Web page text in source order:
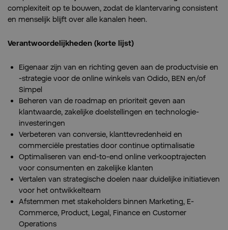
complexiteit op te bouwen, zodat de klantervaring consistent
en menselijk blijft over alle kanalen heen.
Verantwoordelijkheden (korte lijst)
Eigenaar zijn van en richting geven aan de productvisie en
-strategie voor de online winkels van Odido, BEN en/of
Simpel
Beheren van de roadmap en prioriteit geven aan
klantwaarde, zakelijke doelstellingen en technologie-
investeringen
Verbeteren van conversie, klanttevredenheid en
commerciële prestaties door continue optimalisatie
Optimaliseren van end-to-end online verkooptrajecten
voor consumenten en zakelijke klanten
Vertalen van strategische doelen naar duidelijke initiatieven
voor het ontwikkelteam
Afstemmen met stakeholders binnen Marketing, E-
Commerce, Product, Legal, Finance en Customer
Operations